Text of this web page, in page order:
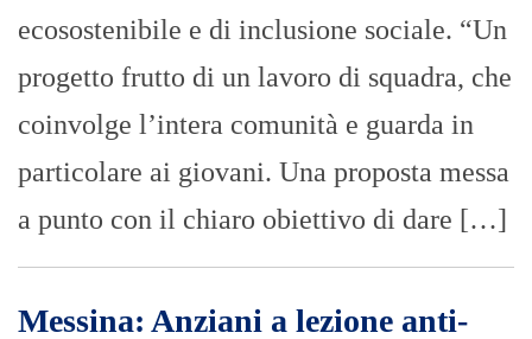
ecosostenibile e di inclusione sociale. “Un
progetto frutto di un lavoro di squadra, che
coinvolge l’intera comunità e guarda in
particolare ai giovani. Una proposta messa
a punto con il chiaro obiettivo di dare […]
Messina: Anziani a lezione anti-